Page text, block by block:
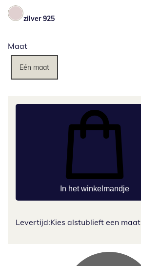
zilver 925
Maat
Eén maat
In het winkelmandje
Levertijd:Kies alstublieft een maat